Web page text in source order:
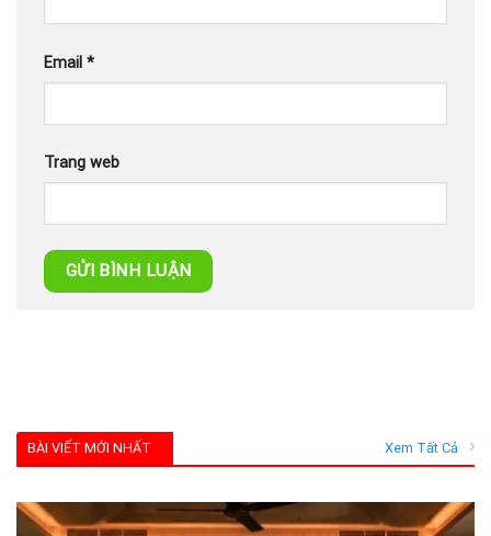
Email *
Trang web
BÀI VIẾT MỚI NHẤT Xem Tất Cả